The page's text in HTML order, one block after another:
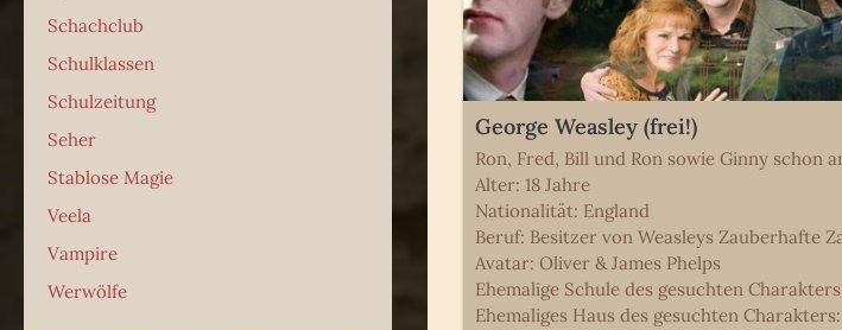
Schachclub
Schulklassen
Schulzeitung
Seher
Stablose Magie
Veela
Vampire
Werwölfe
George Weasley (frei!)
Ron, Fred, Bill und Ron sowie Ginny schon
Alter: 18 Jahre
Nationalität: England
Beruf: Besitzer von Weasleys Zauberhafte
Avatar: Oliver & James Phelps
Ehemalige Schule des gesuchten
Ehemaliges Haus des gesuchten